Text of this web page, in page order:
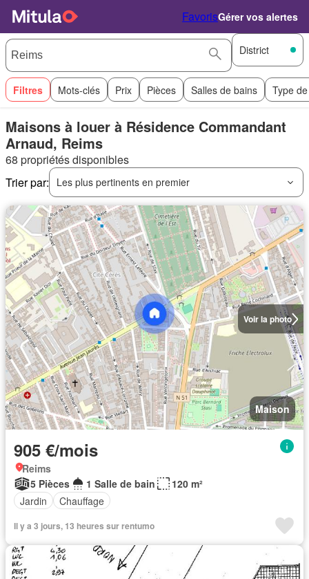
FavorisGérer vos alertes
District
Filtres Mots-clés Prix Pièces Salles de bains Type
Maisons à louer à Résidence Commandant
Arnaud, Reims
68 propriétés disponibles
Trier par:
Les plus pertinents en premier
Voir la photo
Maison
905 €/mois
Reims
5 Pièces
1 Salle de bain
120 m²
Jardin
Chauffage
Il y a 3 jours, 13 heures sur rentumo